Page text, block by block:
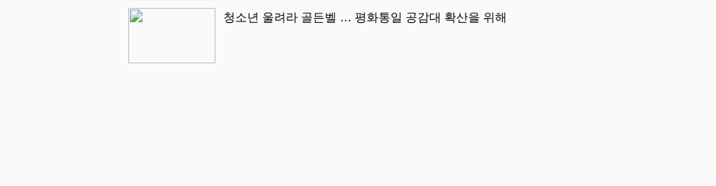
청소년 울려라 골든벨 … 평화통일 공감대 확산을 위해